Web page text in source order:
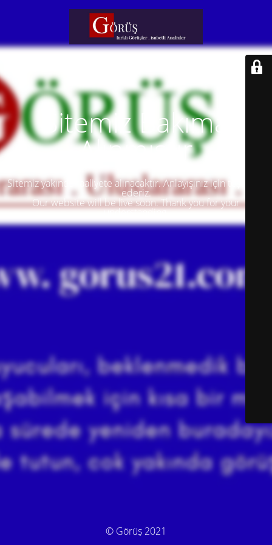
Sitemiz Bakıma
Alınmıştır
Sitemiz yakında faaliyete alınacaktır. Anlayışınız için teşekkür
ederiz.
Our website will be live soon. Thank you for your
understanding.
© Görüş 2021